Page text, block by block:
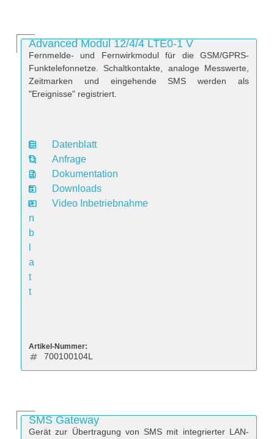
Advanced Modul 12/4/4 LTE0-1 V
Fernmelde- und Fernwirkmodul für die GSM/GPRS-
Funktelefonnetze. Schaltkontakte, analoge Messwerte,
Zeitmarken und eingehende SMS werden als
"Ereignisse" registriert.
D
a
t
e
n
b
a
t
t
Datenblatt
Anfrage
Dokumentation
Downloads
Video Inbetriebnahme
Artikel-Nummer:
700100104L
SMS Gateway
Gerät zur Übertragung von SMS mit integrierter LAN-